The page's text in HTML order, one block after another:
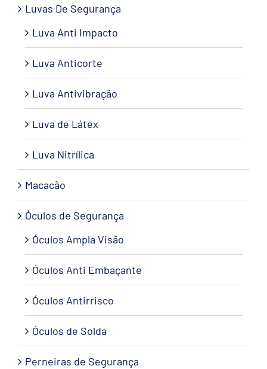
Luvas De Segurança
Luva Anti Impacto
Luva Anticorte
Luva Antivibração
Luva de Látex
Luva Nitrílica
Macacão
Óculos de Segurança
Óculos Ampla Visão
Óculos Anti Embaçante
Óculos Antirrisco
Óculos de Solda
Perneiras de Segurança